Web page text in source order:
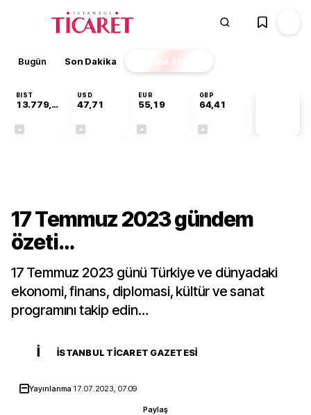
Bugün Son Dakika Finans EKSTRA
BIST
13.779,39
USD
47,71
EUR
55,19
GBP
64,41
17 Temmuz 2023 gündem
özeti…
17 Temmuz 2023 günü Türkiye ve dünyadaki
ekonomi, finans, diplomasi, kültür ve sanat
programını takip edin…
İ İSTANBUL TICARET GAZETESI
Yayınlanma 17.07.2023, 07:09
Paylaş